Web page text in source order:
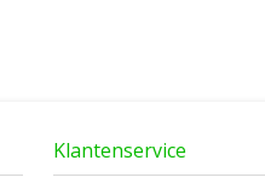
Klantenservice